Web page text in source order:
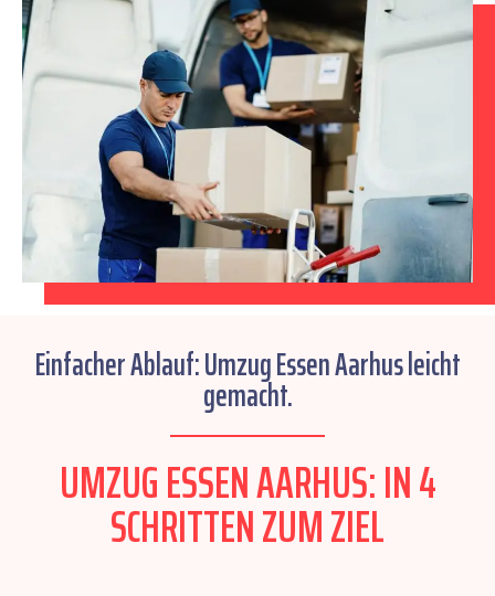
Einfacher Ablauf: Umzug Essen Aarhus leicht
gemacht.
UMZUG ESSEN AARHUS: IN 4
SCHRITTEN ZUM ZIEL